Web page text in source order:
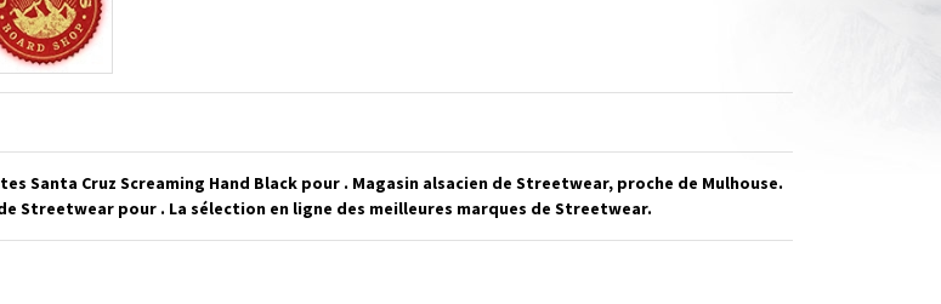
Santa Cruz Screaming Hand Black pour . Magasin alsacien de Streetwear, proche de Mulhouse.
Streetwear pour . La sélection en ligne des meilleures marques de Streetwear.